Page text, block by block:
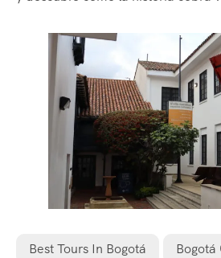
Best Tours In Bogotá Bogotá